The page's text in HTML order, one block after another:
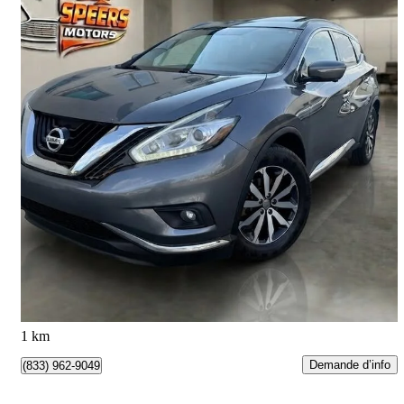
2015 Nissan Murano
SL AWD167 462 km
Bonne affaire
1 km
(833) 962-9049 Demande d’info